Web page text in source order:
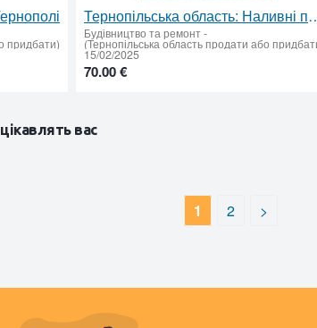
придбати)
Тернопільська область:
Будівництво та ремонт-
(Тернопільська область продати або
15/02/2025
70.00 €
вас
1 2 >